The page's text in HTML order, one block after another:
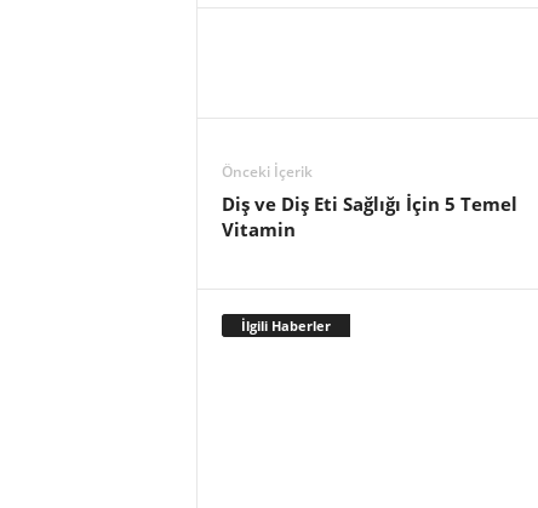
Önceki İçerik
Diş ve Diş Eti Sağlığı İçin 5 Temel
Vitamin
İlgili Haberler